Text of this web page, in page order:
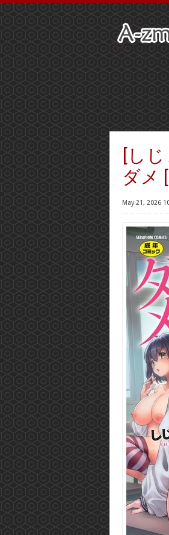
[し
ダメ
May 21, 2026